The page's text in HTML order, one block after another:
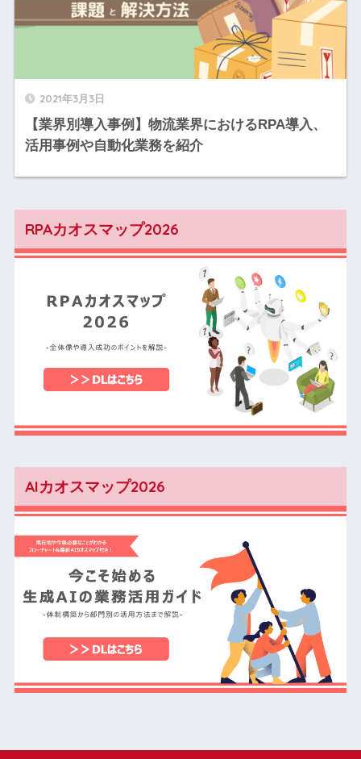
2021年3月3日
【業界別導入事例】物流業界におけるRPA導入、
活用事例や自動化業務を紹介
RPAカオスマップ2026
AIカオスマップ2026